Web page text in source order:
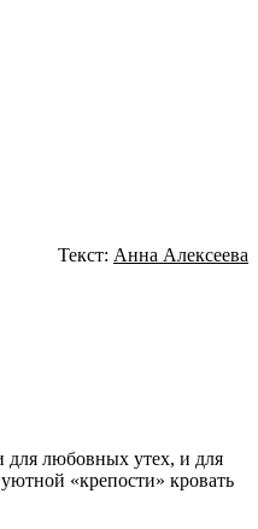
Текст: Анна Алексеева
для любовных утех, и для
«крепости» кровать